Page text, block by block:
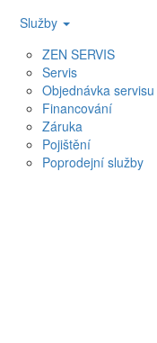
Služby
ZEN SERVIS
Servis
Objednávka servisu
Financování
Záruka
Pojištění
Poprodejní služby